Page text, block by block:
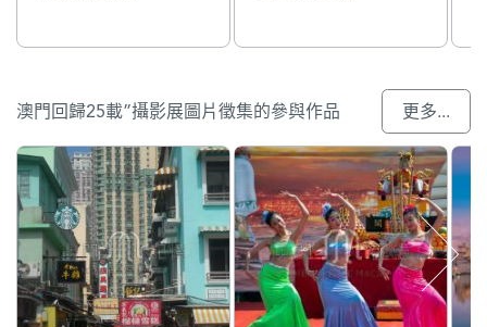
澳門回歸25載”攝影展圖片徵集的參與作品 更多...